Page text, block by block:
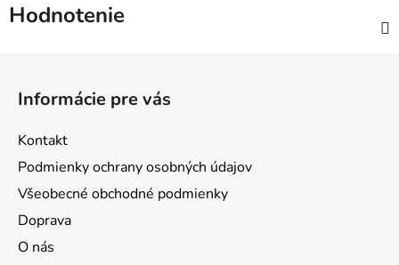
Hodnotenie
Informácie pre vás
Kontakt
Podmienky ochrany osobných údajov
Všeobecné obchodné podmienky
Doprava
O nás